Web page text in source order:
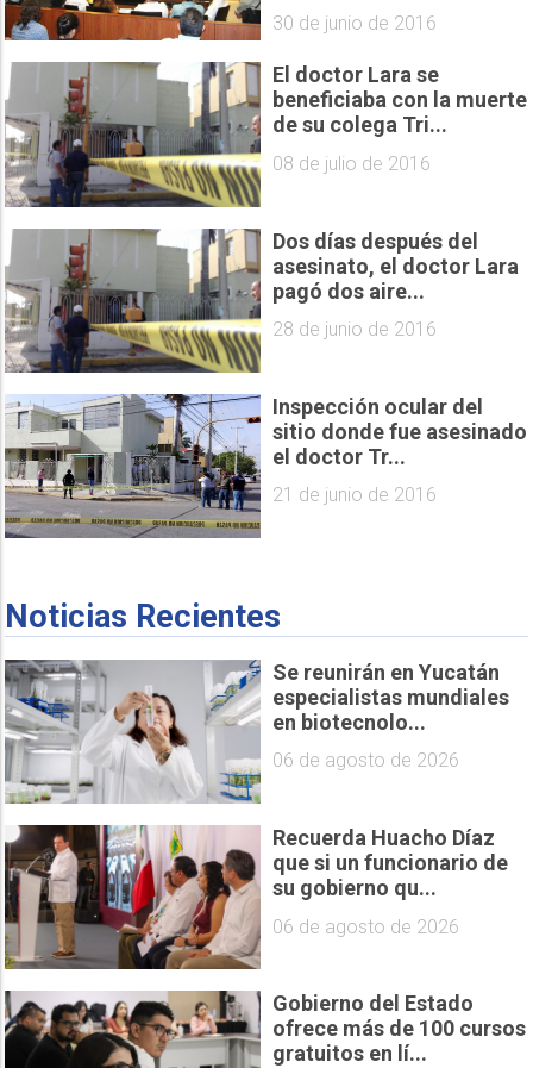
30 de junio de 2016
El doctor Lara se
beneficiaba con la muerte
de su colega Tri...
08 de julio de 2016
Dos días después del
asesinato, el doctor Lara
pagó dos aire...
28 de junio de 2016
Inspección ocular del
sitio donde fue asesinado
el doctor Tr...
21 de junio de 2016
Noticias Recientes
Se reunirán en Yucatán
especialistas mundiales
en biotecnolo...
06 de agosto de 2026
Recuerda Huacho Díaz
que si un funcionario de
su gobierno qu...
06 de agosto de 2026
Gobierno del Estado
ofrece más de 100 cursos
gratuitos en lí...